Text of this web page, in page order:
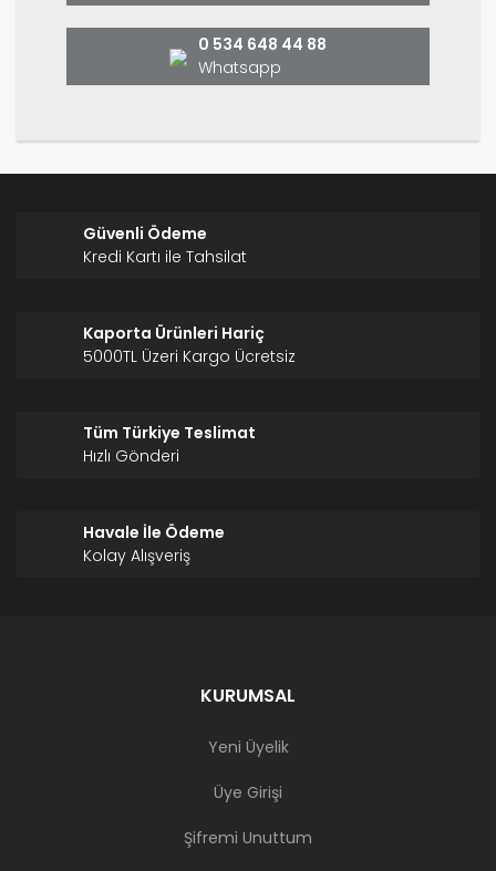
0 534 648 44 88
Whatsapp
Güvenli Ödeme
Kredi Kartı ile Tahsilat
Kaporta Ürünleri Hariç
5000TL Üzeri Kargo Ücretsiz
Tüm Türkiye Teslimat
Hızlı Gönderi
Havale İle Ödeme
Kolay Alışveriş
KURUMSAL
Yeni Üyelik
Üye Girişi
Şifremi Unuttum